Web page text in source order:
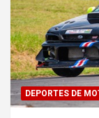
DEPORTES DE